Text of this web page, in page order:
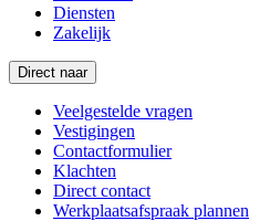
Diensten
Zakelijk
Direct naar
Veelgestelde vragen
Vestigingen
Contactformulier
Klachten
Direct contact
Werkplaatsafspraak plannen